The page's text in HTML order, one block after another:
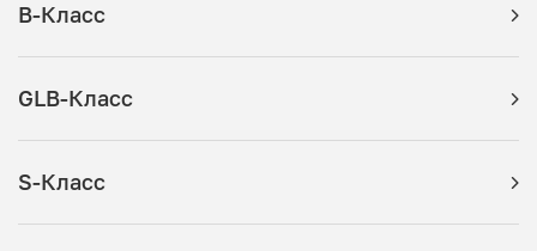
B-Класс
GLB-Класс
S-Класс